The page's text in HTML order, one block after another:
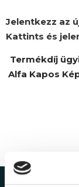
Jelentkezz az
Kattints és
Termékdíj
Alfa Kapos